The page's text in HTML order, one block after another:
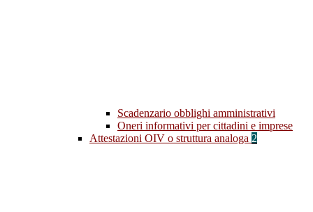
Scadenzario obblighi amministrativi
Oneri informativi per cittadini e imprese
Attestazioni OIV o struttura analoga 2